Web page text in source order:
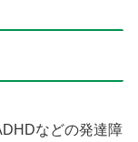
などの発達障